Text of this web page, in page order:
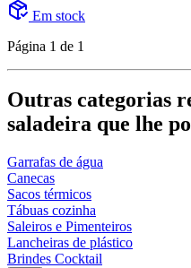
Em stock
Página 1 de 1
Outras categorias
saladeira que lhe
Garrafas de água
Canecas
Sacos térmicos
Tábuas cozinha
Saleiros e Pimenteiros
Lancheiras de plástico
Brindes Cocktail